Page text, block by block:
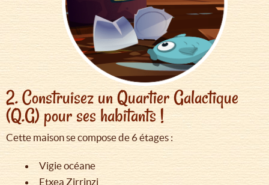
2. Construisez un Quartier Galactique
(Q.G) pour ses habitants !
Cette maison se compose de 6 étages :
Vigie océane
Etxea Zirrinzi